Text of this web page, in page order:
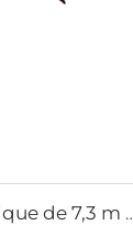
ventilateur industriel électrique de 7,3